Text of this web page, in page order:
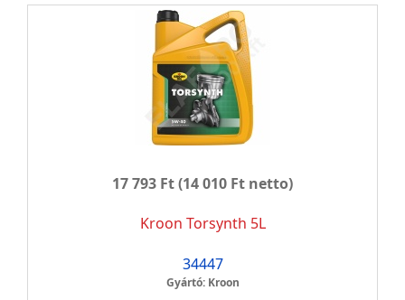
17 793 Ft(14 010 Ft netto)
Kroon Torsynth 5L
34447
Gyártó: Kroon